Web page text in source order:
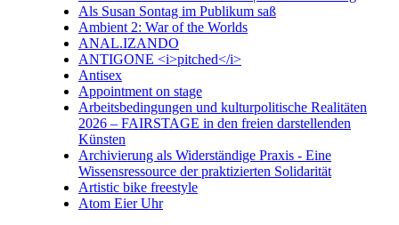
Als Susan Sontag im Publikum saß
Ambient 2: War of the Worlds
ANAL.IZANDO
ANTIGONE <i>pitched</i>
Antisex
Appointment on stage
Arbeitsbedingungen und kulturpolitische Realitäten
2026 – FAIRSTAGE in den freien darstellenden
Künsten
Archivierung als Widerständige Praxis - Eine
Wissensressource der praktizierten Solidarität
Artistic bike freestyle
Atom Eier Uhr